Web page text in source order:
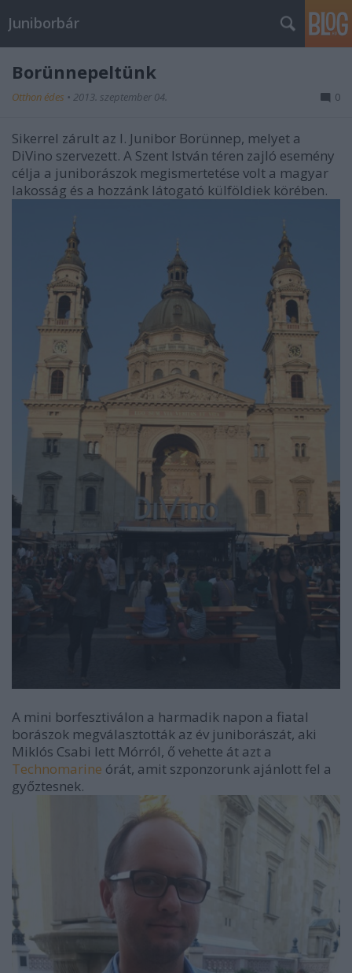
Juniborbár
Borünnepeltünk
Otthon édes • 2013. szeptember 04. 0
Sikerrel zárult az I. Junibor Borünnep, melyet a
DiVino szervezett. A Szent István téren zajló esemény
célja a juniborászok megismertetése volt a magyar
lakosság és a hozzánk látogató külföldiek körében.
A mini borfesztiválon a harmadik napon a fiatal
borászok megválasztották az év juniborászát, aki
Miklós Csabi lett Mórról, ő vehette át azt a
Technomarine órát, amit szponzorunk ajánlott fel a
győztesnek.